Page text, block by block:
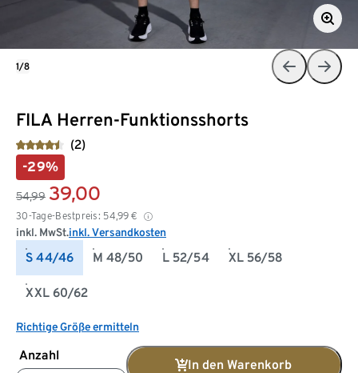
FILA Herren-Funktionsshorts
(2)
-29%
54,99 39,00
30-Tage-Bestpreis: 54,99 €
inkl. MwSt.inkl. Versandkosten
S 44/46 M 48/50 L 52/54 XL 56/58
XXL 60/62
Richtige Größe ermitteln
Anzahl
In den Warenkorb
1/8